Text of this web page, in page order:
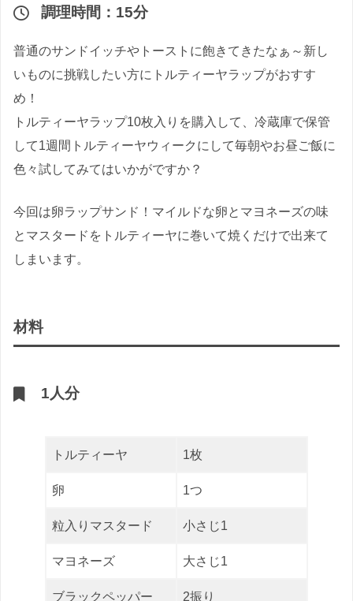
調理時間：15分
普通のサンドイッチやトーストに飽きてきたなぁ～新し
いものに挑戦したい方にトルティーヤラップがおすす
め！
トルティーヤラップ10枚入りを購入して、冷蔵庫で保管
して1週間トルティーヤウィークにして毎朝やお昼ご飯に
色々試してみてはいかがですか？
今回は卵ラップサンド！マイルドな卵とマヨネーズの味
とマスタードをトルティーヤに巻いて焼くだけで出来て
しまいます。
材料
1人分
トルティーヤ 1枚
卵 1つ
粒入りマスタード 小さじ1
マヨネーズ 大さじ1
ブラックペッパー 2振り